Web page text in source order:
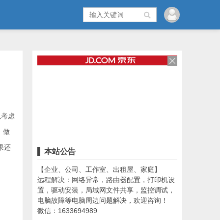
虑
做
还
本站公告
【企业、公司、工作室、出租屋、家庭】
远程解决：网络异常，路由器配置，打印机设
置，驱动安装，局域网文件共享，监控调试，
电脑故障等电脑周边问题解决，欢迎咨询！
微信：1633694989